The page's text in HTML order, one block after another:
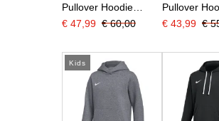
Pullover Hoodie
Donkergroen Wit
€ 47,99 € 60,00
Pullover
€ 43,99 €
Kids